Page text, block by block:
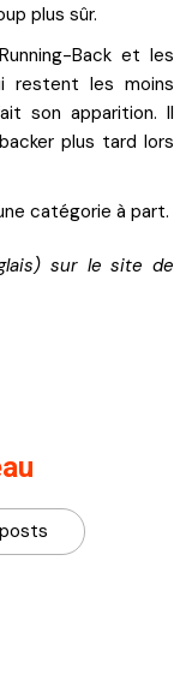
plus sûr.
Back et les
restent les moins
son apparition. Il
plus tard lors
catégorie à part.
sur le site de